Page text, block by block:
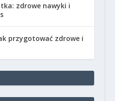
zdrowe nawyki i
przygotować zdrowe i